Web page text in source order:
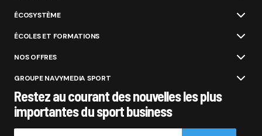
ÉCOSYSTÈME
ÉCOLES ET FORMATIONS
NOS OFFRES
GROUPE NAVYMEDIA SPORT
Restez au courant des nouvelles les plus
importantes du sport business